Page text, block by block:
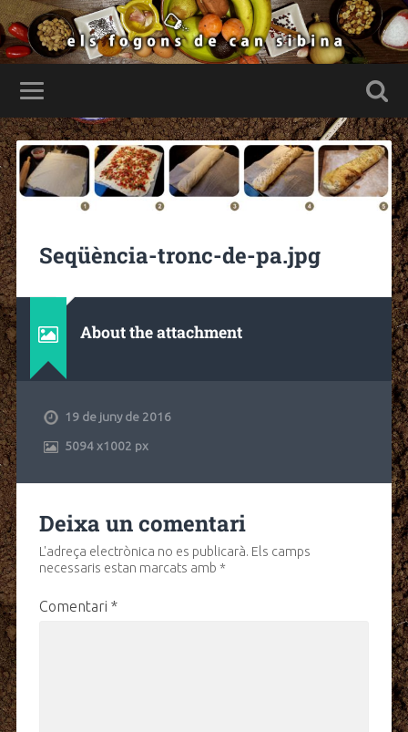
Seqüència-tronc-de-pa.jpg
About the attachment
19 de juny de 2016
5094x1002 px
Deixa un comentari
L'adreça electrònica no es publicarà. Els camps
necessaris estan marcats amb *
Comentari *